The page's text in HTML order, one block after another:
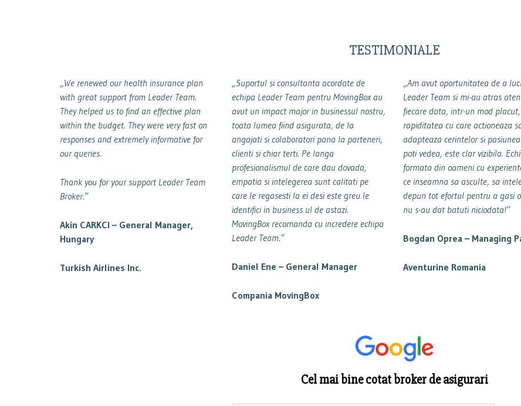
TESTIMONIALE
„We renewed our health insurance plan
with great support from Leader Team.
They helped us to find an effective plan
within the budget. They were very fast on
responses and extremely informative for
our queries.
Thank you for your support Leader Team
Broker.”
Akin CARKCI – General Manager,
Hungary
Turkish Airlines Inc.
„Suportul si consultanta acordate de
echipa Leader Team pentru MovingBox au
avut un impact major in businessul nostru,
toata lumea fiind asigurata, de la
angajati si colaboratori pana la parteneri,
clienti si chiar terti. Pe langa
profesionalismul de care dau dovada,
empatia si intelegerea sunt calitati pe
care le regasesti la ei desi este greu le
identifici in business ul de astazi.
MovingBox recomanda cu incredere echipa
Leader Team.”
Daniel Ene – General Manager
Compania MovingBox
„Am avut oportunitatea de a
Leader Team si mi-au atras
fiecare data, intr-un mod placut,
rapiditatea cu care actioneaza
adapteaza cerintelor si
poti vedea, este clar vizibila.
formata din oameni cu
ce inseamna sa asculte, sa
depun tot efortul pentru a gasi
nu s-au dat batuti niciodata!”
Bogdan Oprea – Managing
Aventurine Romania
Cel mai bine cotat broker de asigurari